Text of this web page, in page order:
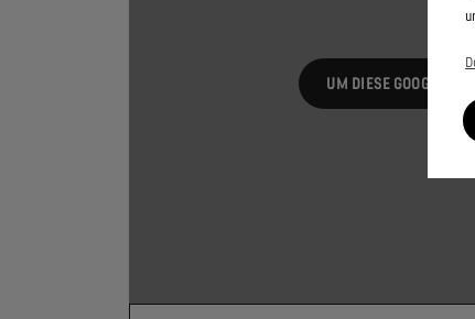
UM DIESE GOOGLE